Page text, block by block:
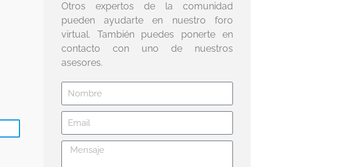
Otros expertos de la comunidad
pueden ayudarte en nuestro foro
virtual. También puedes ponerte en
contacto con uno de nuestros
asesores.